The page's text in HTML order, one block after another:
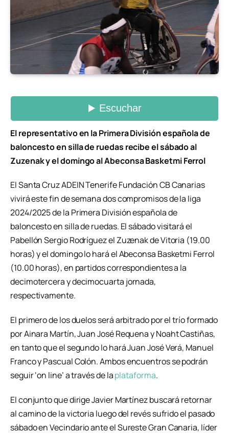
El representativo en la Primera División española de
baloncesto en silla de ruedas recibe el sábado al
Zuzenak y el domingo al Abeconsa Basketmi Ferrol
El Santa Cruz ADEIN Tenerife Fundación CB Canarias
vivirá este fin de semana dos compromisos de la liga
2024/2025 de la Primera División española de
baloncesto en silla de ruedas. El sábado visitará el
Pabellón Sergio Rodríguez el Zuzenak de Vitoria (19.00
horas) y el domingo lo hará el Abeconsa Basketmi Ferrol
(10.00 horas), en partidos correspondientes a la
decimotercera y decimocuarta jornada,
respectivamente.
El primero de los duelos será arbitrado por el trío formado
por Ainara Martín, Juan José Requena y Noaht Castiñas,
en tanto que el segundo lo hará Juan José Verá, Manuel
Franco y Pascual Colón. Ambos encuentros se podrán
seguir ‘on line’ a través de laplataforma.
El conjunto que dirige Javier Martínez buscará retornar
al camino de la victoria luego del revés sufrido el pasado
sábado en Vecindario ante el Sureste Gran Canaria, líder